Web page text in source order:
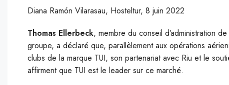
Diana Ramón Vilarasau, Hosteltur, 8 juin 2022
Thomas Ellerbeck, membre du conseil d’administration
groupe, a déclaré que, parallèlement aux opérations
clubs de la marque TUI, son partenariat avec Riu et le
affirment que TUI est le leader sur ce marché.